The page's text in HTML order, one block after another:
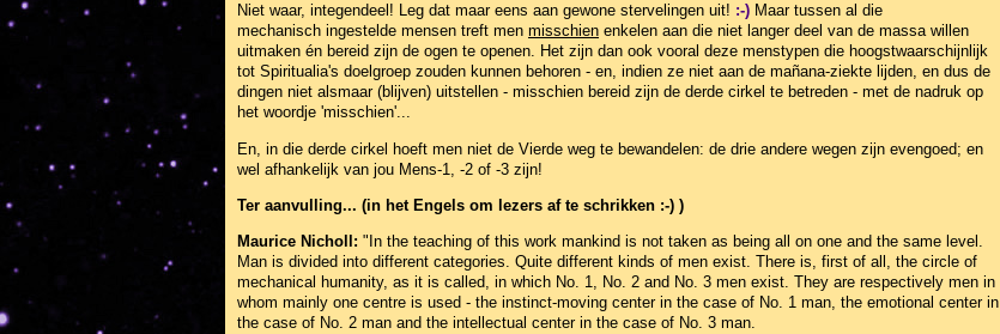
Niet waar, integendeel! Leg dat maar eens aan gewone stervelingen uit! :-) Maar tussen al die
mechanisch ingestelde mensen treft men misschien enkelen aan die niet langer deel van de massa willen
uitmaken én bereid zijn de ogen te openen. Het zijn dan ook vooral deze menstypen die hoogstwaarschijnlijk
tot Spiritualia's doelgroep zouden kunnen behoren - en, indien ze niet aan de mañana-ziekte lijden, en dus de
dingen niet alsmaar (blijven) uitstellen - misschien bereid zijn de derde cirkel te betreden - met de nadruk op
het woordje 'misschien'...
En, in die derde cirkel hoeft men niet de Vierde weg te bewandelen: de drie andere wegen zijn evengoed; en
wel afhankelijk van jou Mens-1, -2 of -3 zijn!
Ter aanvulling... (in het Engels om lezers af te schrikken :-) )
Maurice Nicholl: "In the teaching of this work mankind is not taken as being all on one and the same level.
Man is divided into different categories. Quite different kinds of men exist. There is, first of all, the circle of
mechanical humanity, as it is called, in which No. 1, No. 2 and No. 3 men exist. They are respectively men in
whom mainly one centre is used - the instinct-moving center in the case of No. 1 man, the emotional center in
the case of No. 2 man and the intellectual center in the case of No. 3 man.